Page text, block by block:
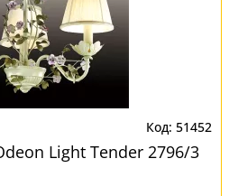
51452
Light Tender 2796/3